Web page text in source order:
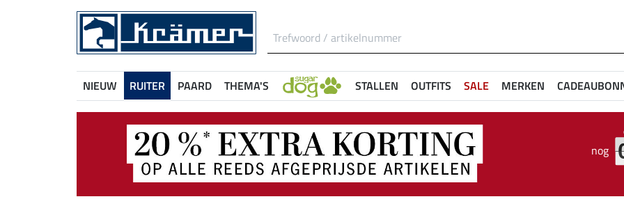
NIEUW RUITER PAARD THEMA'S STALLEN OUTFITS SALE MERKEN
nog